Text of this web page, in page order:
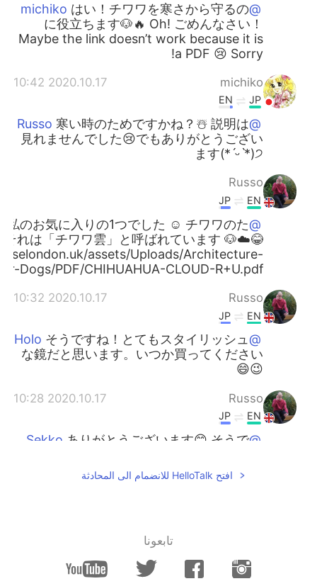
@michiko
はい！チワワを寒さから守るの
に役立ちます🐶🔥 Oh! ごめんなさい！
Maybe the link doesn’t work because it is
a PDF 😢 Sorry!
michiko
2020.10.17 10:42
JP
EN
@Russo
寒い時のためですかね？☃️ 説明は
見れませんでした😢でもありがとうござい
ます(*ˊᵕˋ*)੭
Russo
EN
JP
@michiko
私のお気に入りの1つでした ☺️ チワワのた
それは「チワワ雲」と呼ばれています 🐶☁️😂
assets/Uploads/Architecture-
Dogs/PDF/CHIHUAHUA-CLOUD-R+U.pdf
Russo
2020.10.17 10:32
EN
JP
@Holo
そうですね！とてもスタイリッシュ
な鏡だと思います。いつか買ってください
😉😄
Russo
2020.10.17 10:28
EN
JP
@Sekko
ありがとうございます😊 そうで
白かったです。それらが日本語で書かれて
いるのを見るのにとても慣れています 😄
ペットを買ってください😉🥩😅
افتح HelloTalk للانضمام الى المحادثة
تابعونا